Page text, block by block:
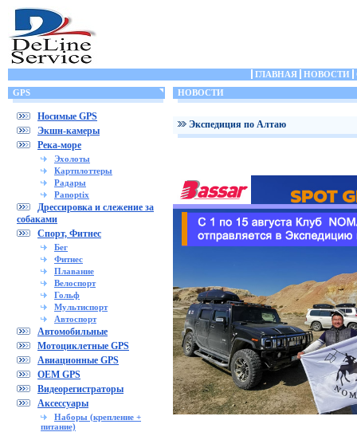
ГЛАВНАЯ НОВОСТИ
GPS
Носимые GPS
Экшн-камеры
Река-море
Эхолоты
Картплоттеры
Радары
Panoptix
Дрессировка и слежение за
собаками
Спорт, Фитнес
Бег
Фитнес
Плавание
Велоспорт
Гольф
Мультиспорт
Автоспорт
Автомобильные
Мотоциклетные GPS
Авиационные GPS
OEM GPS
Видеорегистраторы
Аксессуары
Наборы (крепление +
питание)
НОВОСТИ
Экспедиция по Алтаю